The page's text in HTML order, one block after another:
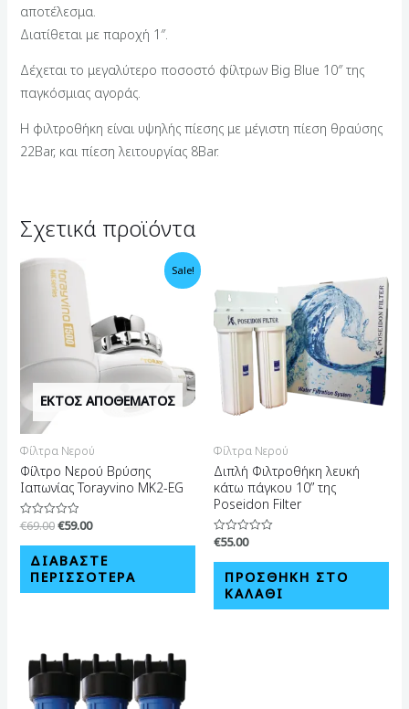
αποτέλεσμα.
Διατίθεται με παροχή 1″.
Δέχεται το μεγαλύτερο ποσοστό φίλτρων Big Blue 10″ της
παγκόσμιας αγοράς.
Η φιλτροθήκη είναι υψηλής πίεσης με μέγιστη πίεση θραύσης
22Bar, και πίεση λειτουργίας 8Bar.
Σχετικά προϊόντα
Sale!
ΕΚΤΌΣ ΑΠΟΘΈΜΑΤΟΣ
Φίλτρα Νερού
Φίλτρο Νερού Βρύσης
Ιαπωνίας Torayvino MK2-EG
Βαθμολογήθηκε
0
από
€69.00 €59.00
ΔΙΑΒΆΣΤΕ
ΠΕΡΙΣΣΌΤΕΡΑ
Φίλτρα Νερού
Διπλή Φιλτροθήκη λευκή
κάτω πάγκου 10” της
Poseidon Filter
Βαθμολογήθηκε
0
από
€55.00
ΠΡΟΣΘΉΚΗ ΣΤΟ
ΚΑΛΆΘΙ